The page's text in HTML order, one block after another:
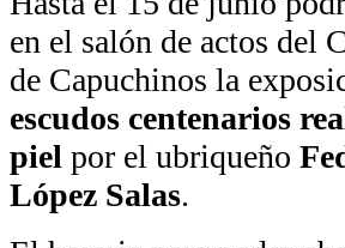
en el salón de actos del
de Capuchinos la
escudos centenarios
piel por el ubriqueño
López Salas.